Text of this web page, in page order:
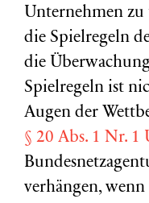
Unternehmen zu
die Spielregeln
die
Spielregeln ist
Augen der
§ 20 Abs. 1 Nr. 1
verhängen,